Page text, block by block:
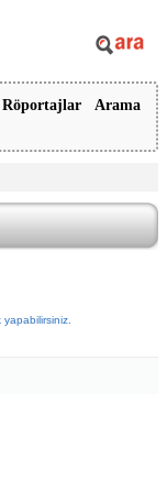
Röportajlar
Arama